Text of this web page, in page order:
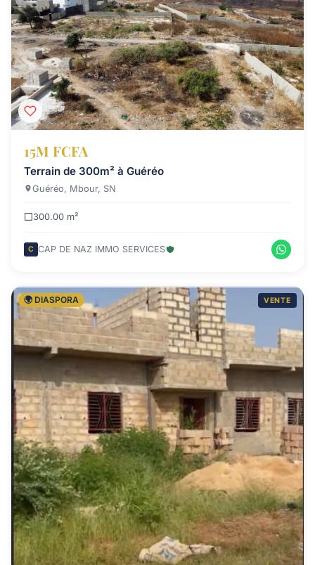
15M FCFA
Terrain de 300m² à Guéréo
Guéréo, Mbour, SN
300.00 m²
C CAP DE NAZ IMMO SERVICES
🌍 DIASPORA VENTE